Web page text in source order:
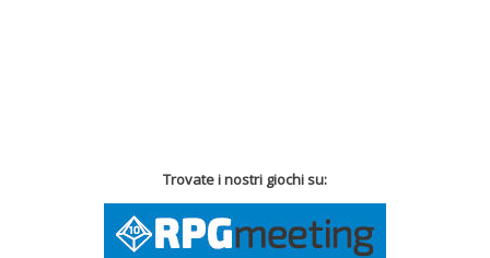
Trovate i nostri giochi su: